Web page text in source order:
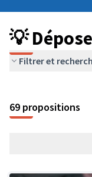
💡
Filtrer et
69 propositions